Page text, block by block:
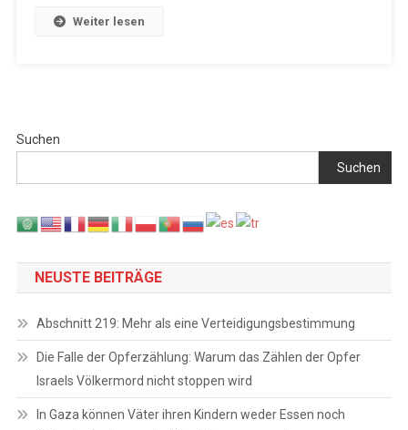
Weiter lesen
Suchen
Suchen
NEUSTE BEITRÄGE
Abschnitt 219: Mehr als eine Verteidigungsbestimmung
Die Falle der Opferzählung: Warum das Zählen der Opfer
Israels Völkermord nicht stoppen wird
In Gaza können Väter ihren Kindern weder Essen noch